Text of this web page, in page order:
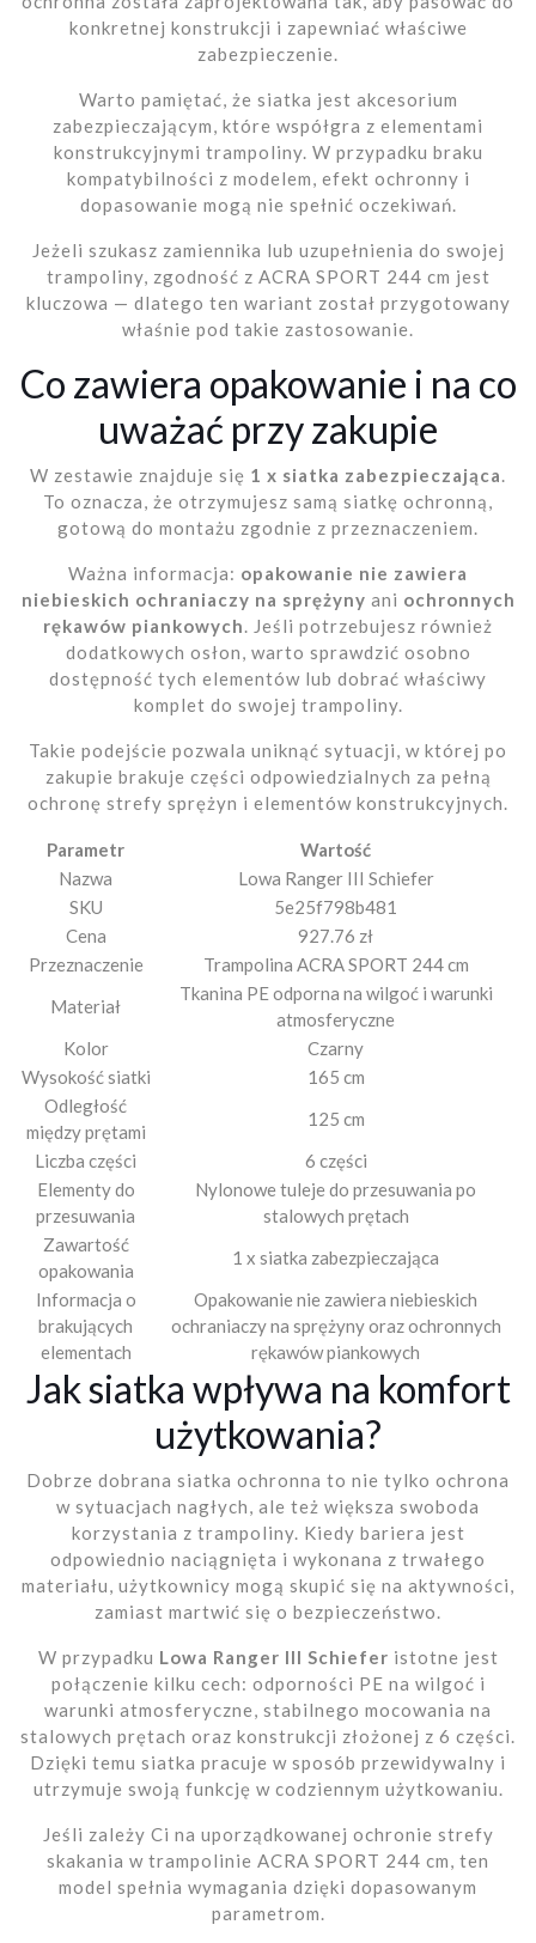
konkretnej konstrukcji i zapewniać właściwe
zabezpieczenie.
Warto pamiętać, że siatka jest akcesorium
zabezpieczającym, które współgra z elementami
konstrukcyjnymi trampoliny. W przypadku braku
kompatybilności z modelem, efekt ochronny i
dopasowanie mogą nie spełnić oczekiwań.
Jeżeli szukasz zamiennika lub uzupełnienia do swojej
trampoliny, zgodność z ACRA SPORT 244 cm jest
kluczowa — dlatego ten wariant został przygotowany
właśnie pod takie zastosowanie.
Co zawiera opakowanie i na co
uważać przy zakupie
W zestawie znajduje się 1 x siatka zabezpieczająca.
To oznacza, że otrzymujesz samą siatkę ochronną,
gotową do montażu zgodnie z przeznaczeniem.
Ważna informacja: opakowanie nie zawiera
niebieskich ochraniaczy na sprężyny ani ochronnych
rękawów piankowych. Jeśli potrzebujesz również
dodatkowych osłon, warto sprawdzić osobno
dostępność tych elementów lub dobrać właściwy
komplet do swojej trampoliny.
Takie podejście pozwala uniknąć sytuacji, w której po
zakupie brakuje części odpowiedzialnych za pełną
ochronę strefy sprężyn i elementów konstrukcyjnych.
Parametr
Wartość
Nazwa
Lowa Ranger III Schiefer
SKU
5e25f798b481
Cena
927.76 zł
Przeznaczenie
Trampolina ACRA SPORT 244 cm
Materiał
Tkanina PE odporna na wilgoć i warunki
atmosferyczne
Kolor
Czarny
Wysokość siatki
165 cm
Odległość
między prętami
125 cm
Liczba części
6 części
Elementy do
przesuwania
Nylonowe tuleje do przesuwania po
stalowych prętach
Zawartość
opakowania
1 x siatka zabezpieczająca
Informacja o
brakujących
elementach
Opakowanie nie zawiera niebieskich
ochraniaczy na sprężyny oraz ochronnych
rękawów piankowych
Jak siatka wpływa na komfort
użytkowania?
Dobrze dobrana siatka ochronna to nie tylko ochrona
w sytuacjach nagłych, ale też większa swoboda
korzystania z trampoliny. Kiedy bariera jest
odpowiednio naciągnięta i wykonana z trwałego
materiału, użytkownicy mogą skupić się na aktywności,
zamiast martwić się o bezpieczeństwo.
W przypadku Lowa Ranger III Schiefer istotne jest
połączenie kilku cech: odporności PE na wilgoć i
warunki atmosferyczne, stabilnego mocowania na
stalowych prętach oraz konstrukcji złożonej z 6 części.
Dzięki temu siatka pracuje w sposób przewidywalny i
utrzymuje swoją funkcję w codziennym użytkowaniu.
Jeśli zależy Ci na uporządkowanej ochronie strefy
skakania w trampolinie ACRA SPORT 244 cm, ten
model spełnia wymagania dzięki dopasowanym
parametrom.